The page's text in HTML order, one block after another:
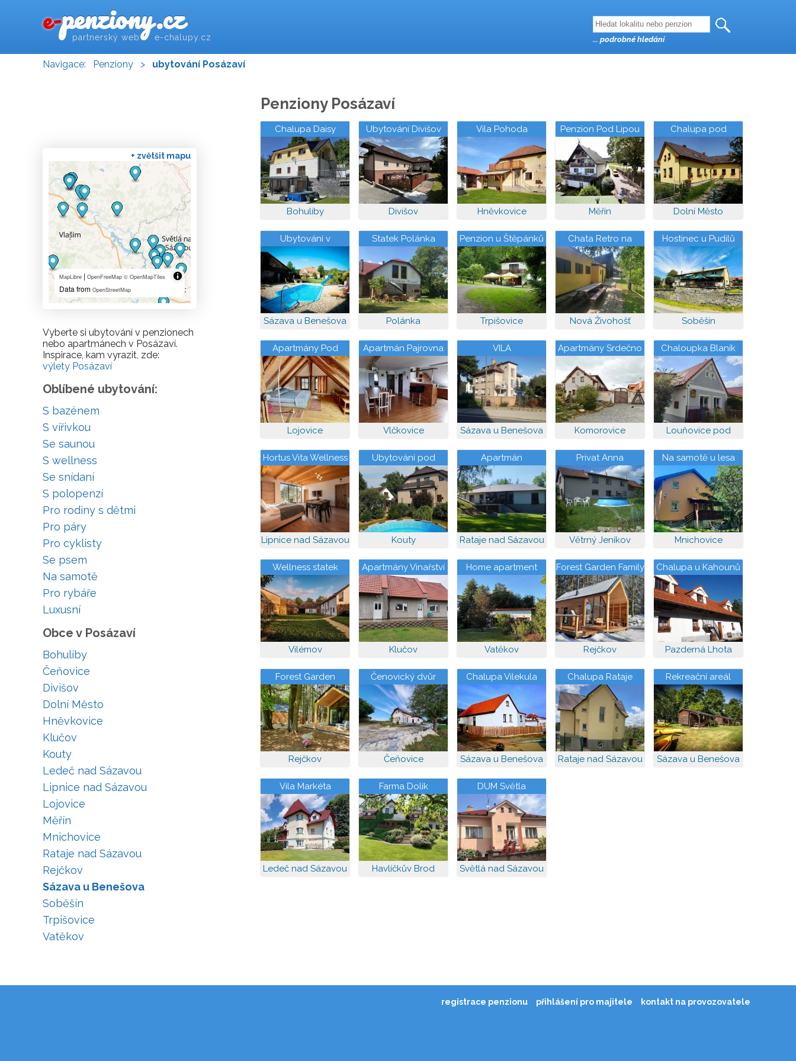
e-penziony.cz
partnerský web e-chalupy.cz
Navigace: Penziony > ubytování Posázaví
Penziony Posázaví
Chalupa Daisy
Posázaví
Bohuliby
Ubytování Divišov
Divišov
Vila Pohoda
Hněvkovice
Penzion Pod Lipou
Měřín
Chalupa pod
Melechovem
Dolní Město
Ubytování v
penzionu
Sázava u Benešova
Statek Polánka
Polánka
Penzion u Štěpánků
Trpišovice
Chata Retro na
Slapech
Nová Živohošť
Hostinec u Pudilů
Soběšín
Apartmány Pod
Kozákem
Lojovice
Apartmán Pajrovna
Vlčkovice
VILA
Sázava u Benešova
Apartmány Srdečno
Humpolec
Komorovice
Chaloupka Blaník
Louňovice pod
Hortus Vita Wellness
Apartments
Lipnice nad Sázavou
Ubytování pod
lesem
Kouty
Apartmán
Rataje nad Sázavou
Privat Anna
Větrný Jeníkov
Na samotě u lesa
Mnichovice
Wellness statek
Vilémov s bazénem
a vířivkou
Vilémov
Apartmány Vinařství
Klučov
Klučov
Home apartment
Konopiště
Vatěkov
Forest Garden Family
Rejčkov
Chalupa u Kahounů
Pazderná Lhota
Forest Garden
Romance
Rejčkov
Čenovický dvůr
Čeňovice
Chalupa Vilekula
Sázava u Benešova
Chalupa Rataje
Rataje nad Sázavou
Rekreační areál
Sázavský ostrov
Sázava u Benešova
Vila Markéta
Ledeč nad Sázavou
Farma Dolík
Havlíčkův Brod
DUM Světla
Světlá nad Sázavou
+ zvětšit mapu
MapLibre | OpenFreeMap © OpenMapTiles
Data from OpenStreetMap
Vyberte si ubytování v penzionech
nebo apartmánech v Posázaví.
Inspirace, kam vyrazit, zde:
výlety Posázaví
Oblíbené ubytování:
S bazénem
S vířivkou
Se saunou
S wellness
Se snídaní
S polopenzí
Pro rodiny s dětmi
Pro páry
Pro cyklisty
Se psem
Na samotě
Pro rybáře
Luxusní
Obce v Posázaví
Bohuliby
Čeňovice
Divišov
Dolní Město
Hněvkovice
Klučov
Kouty
Ledeč nad Sázavou
Lipnice nad Sázavou
Lojovice
Měřín
Mnichovice
Rataje nad Sázavou
Rejčkov
Sázava u Benešova
Soběšín
Trpišovice
Vatěkov
... podrobné hledání
registrace penzionu přihlášení pro majitele kontakt na provozovatele